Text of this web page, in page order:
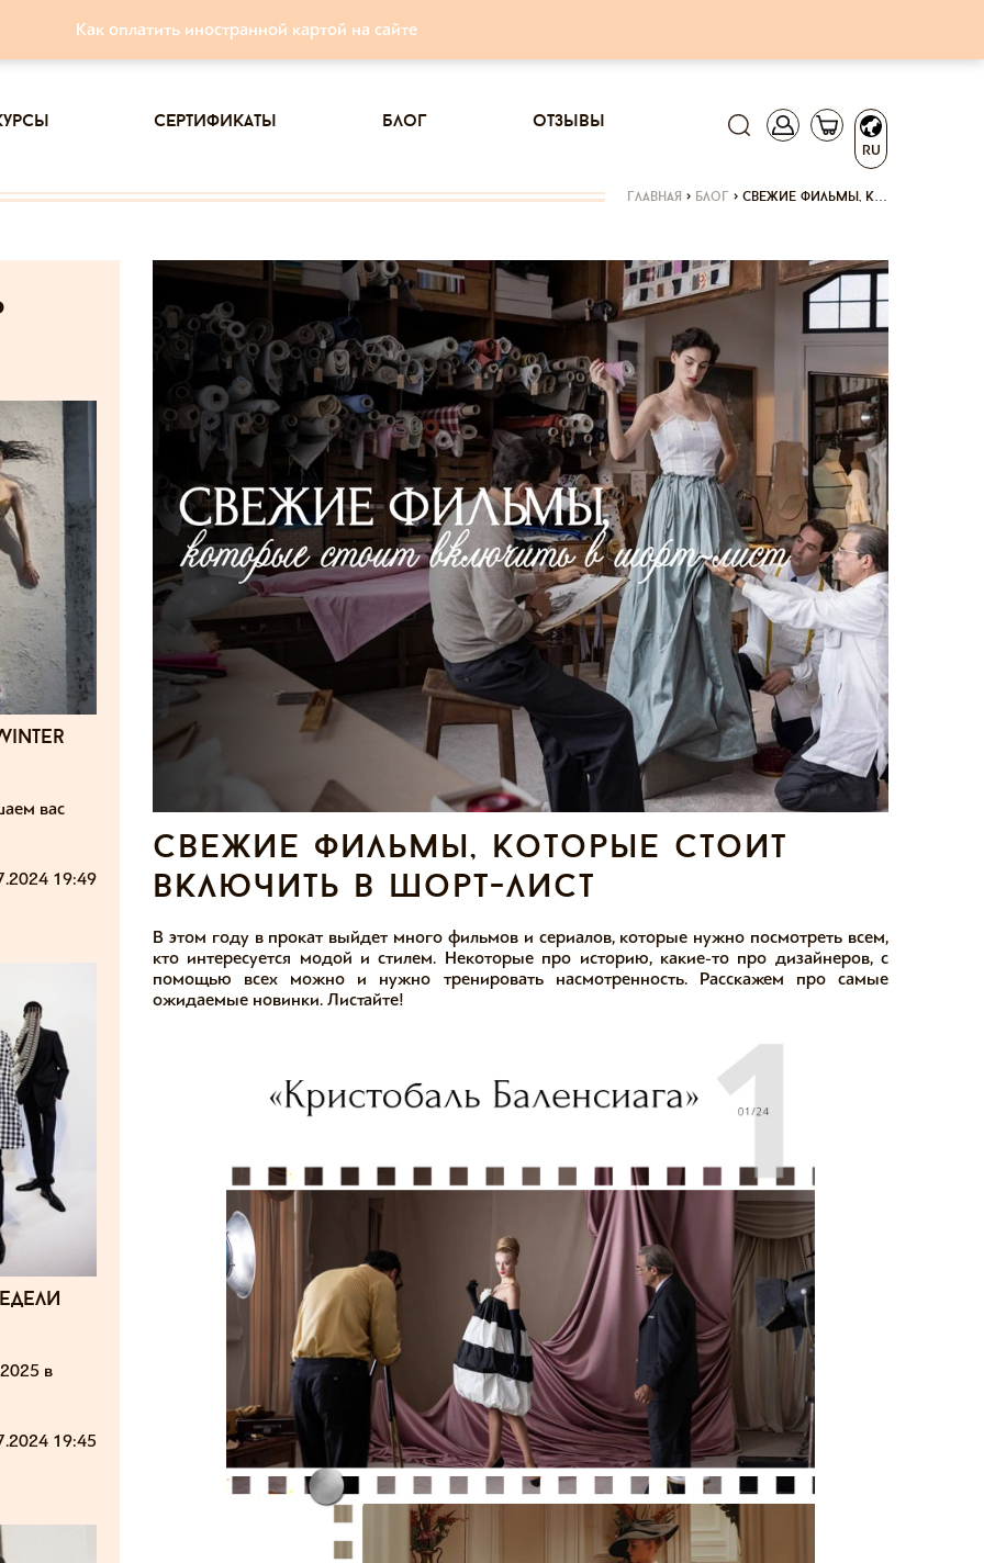
Как оплатить иностранной картой на сайте
RU
сертификаты блог отзывы
главная > блог > свежие фильмы, к…
вас
19:49
в
19:45
свежие фильмы, которые стоит
включить в шорт-лист
В этом году в прокат выйдет много фильмов и сериалов, которые нужно посмотреть всем,
кто интересуется модой и стилем. Некоторые про историю, какие-то про дизайнеров, с
помощью всех можно и нужно тренировать насмотренность. Расскажем про самые
ожидаемые новинки. Листайте!